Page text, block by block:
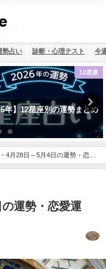
勢占い 診断・心理テスト 今
復縁
ト占い・元彼の今の私に対
持ちは？どう思ってる？
4月28日～5月4日の運勢・恋愛
運勢・恋愛運